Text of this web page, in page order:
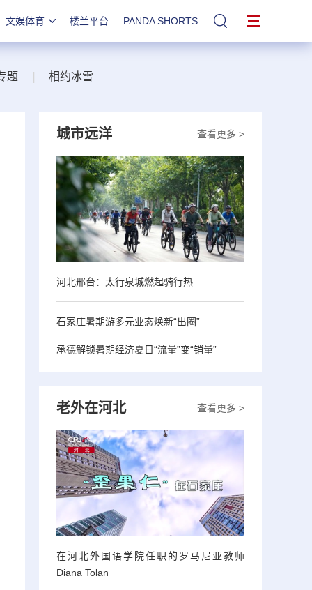
文娱体育 楼兰平台 PANDA SHORTS 站内搜索
题 相约冰雪
查看更多 >
城市远洋
河北邢台：太行泉城燃起骑行热
石家庄暑期游多元业态焕新“出圈”
承德解锁暑期经济夏日“流量”变“销量”
查看更多 >
老外在河北
在河北外国语学院任职的罗马尼亚教师
Diana Tolan